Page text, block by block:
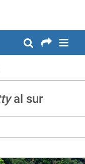
al sur